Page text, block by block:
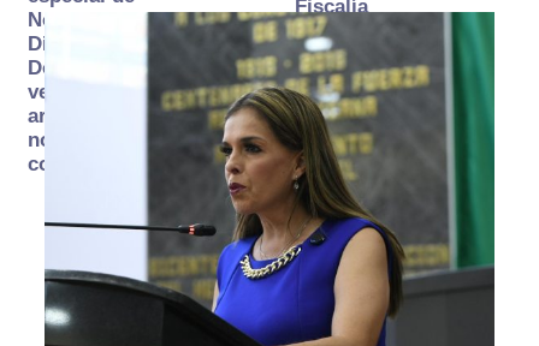
Norte
Digital:
Donde la
verdad
arde… pero
no se
consume
Fiscalía
autónoma